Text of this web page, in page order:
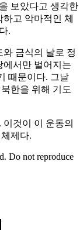
보았다고 생각한
고 악마적인 체
.
금식의 날로 정
에서만 벌어지는
때문이다. 그날
한을 위해 기도
것이 이 운동의
제다.
Do not reproduce